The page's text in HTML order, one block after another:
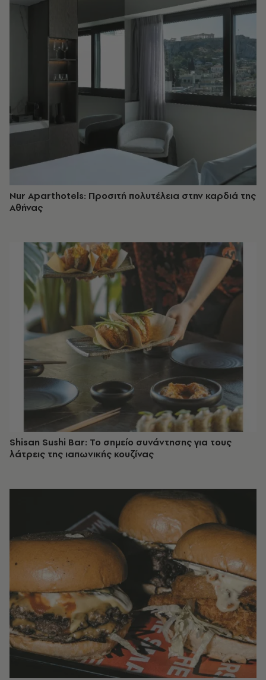
Nur Aparthotels: Προσιτή πολυτέλεια στην καρδιά της
Αθήνας
Shisan Sushi Bar: Το σημείο συνάντησης για τους
λάτρεις της ιαπωνικής κουζίνας